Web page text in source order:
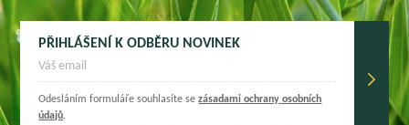
PŘIHLÁŠENÍ K ODBĚRU NOVINEK
Odesláním formuláře souhlasíte sezásadami ochrany osobních
údajů.